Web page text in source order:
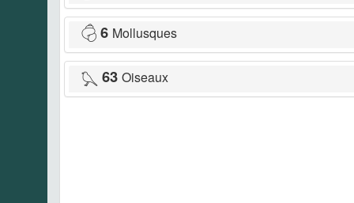
6 Mollusques
63 Oiseaux